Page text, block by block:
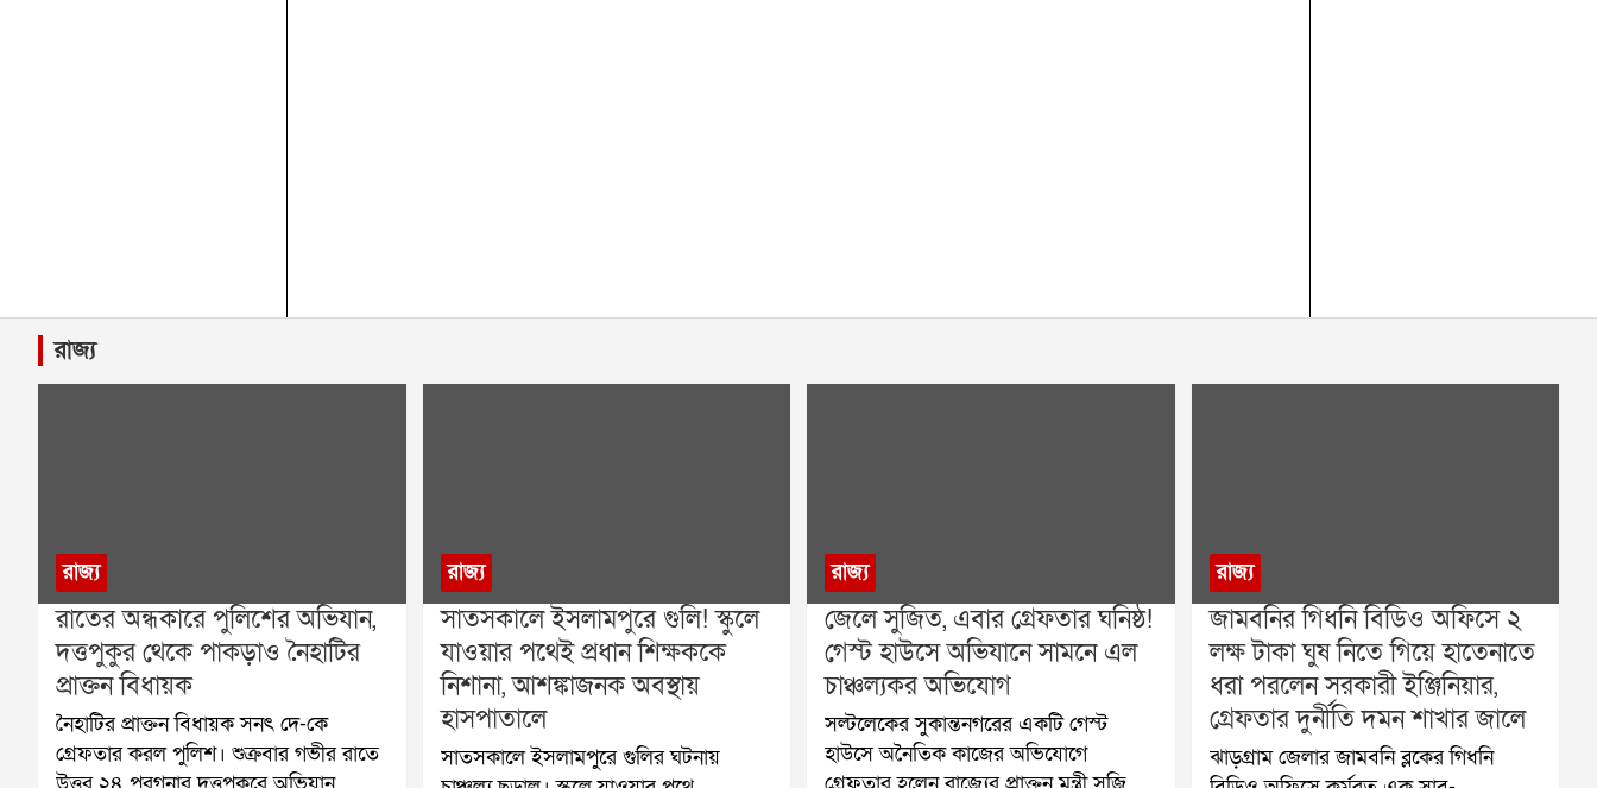
রাজ্য
রাজ্য
রাতের অন্ধকারে পুলিশের অভিযান,
দত্তপুকুর থেকে পাকড়াও নৈহাটির
প্রাক্তন বিধায়ক
নৈহাটির প্রাক্তন বিধায়ক সনৎ দে-কে
গ্রেফতার করল পুলিশ। শুক্রবার গভীর রাতে
রাজ্য
সাতসকালে ইসলামপুরে গুলি! স্কুলে
যাওয়ার পথেই প্রধান শিক্ষককে
নিশানা, আশঙ্কাজনক অবস্থায়
হাসপাতালে
সাতসকালে ইসলামপুরে গুলির ঘটনায়
রাজ্য
জেলে সুজিত, এবার গ্রেফতার ঘনিষ্ঠ!
গেস্ট হাউসে অভিযানে সামনে এল
চাঞ্চল্যকর অভিযোগ
সল্টলেকের সুকান্তনগরের একটি গেস্ট
হাউসে অনৈতিক কাজের অভিযোগে
রাজ্য
জামবনির গিধনি বিডিও অফিসে ২
লক্ষ টাকা ঘুষ নিতে গিয়ে হাতেনাতে
ধরা পরলেন সরকারী ইঞ্জিনিয়ার,
গ্রেফতার দুর্নীতি দমন শাখার জালে
ঝাড়গ্রাম জেলার জামবনি ব্লকের গিধনি